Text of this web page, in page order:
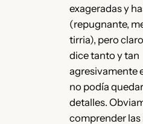
exageradas y
(repugnante,
tirria), pero
dice tanto y tan
agresivamente
no podía
detalles.
comprender las